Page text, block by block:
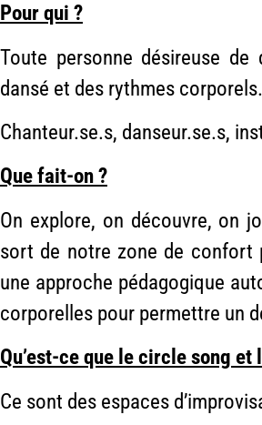
Pour qui ?
Toute personne désireuse
dansé et des rythmes
Chanteur.se.s, danseur.se.s,
Que fait-on ?
On explore, on découvre, on
sort de notre zone de confort
une approche pédagogique
corporelles pour permettre un
Qu’est-ce que le circle song et
Ce sont des espaces